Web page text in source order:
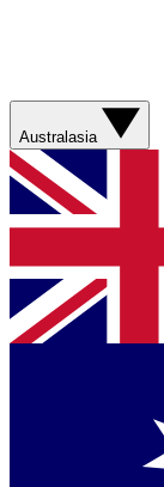
Australasia